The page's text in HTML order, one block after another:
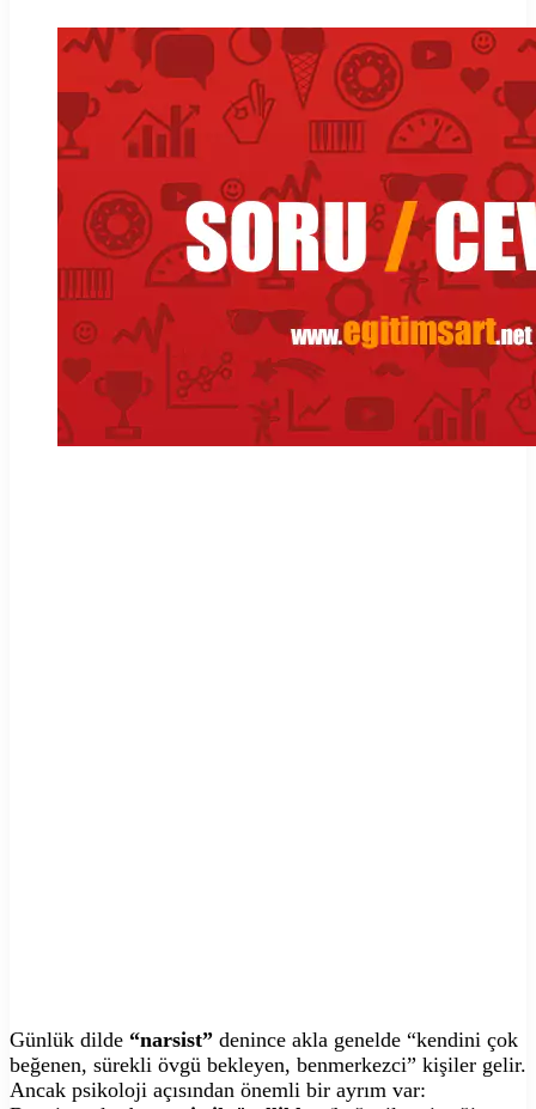
Günlük dilde “narsist” denince akla genelde “kendini çok
beğenen, sürekli övgü bekleyen, benmerkezci” kişiler gelir.
Ancak psikoloji açısından önemli bir ayrım var: